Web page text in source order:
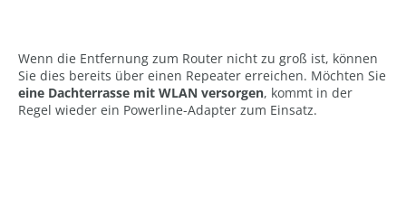
Wenn die Entfernung zum Router nicht zu groß ist, können
Sie dies bereits über einen Repeater erreichen. Möchten Sie
eine Dachterrasse mit WLAN versorgen, kommt in der
Regel wieder ein Powerline-Adapter zum Einsatz.